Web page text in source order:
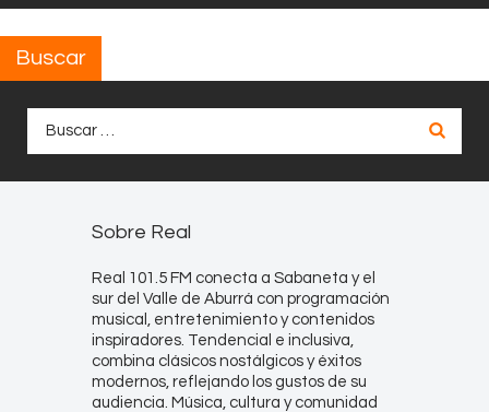
Buscar
Sobre Real
Real 101.5 FM conecta a Sabaneta y el
sur del Valle de Aburrá con programación
musical, entretenimiento y contenidos
inspiradores. Tendencial e inclusiva,
combina clásicos nostálgicos y éxitos
modernos, reflejando los gustos de su
audiencia. Música, cultura y comunidad